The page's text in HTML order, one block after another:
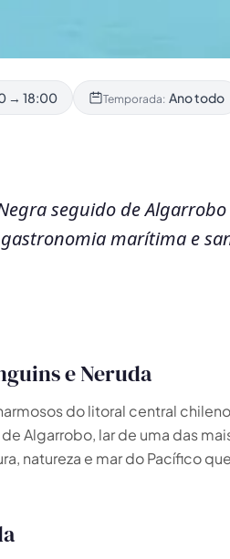
→ 18:00 Temporada: Ano todo
seguido de
marítima e
e Neruda
do litoral central
Algarrobo, lar de uma das
natureza e mar do Pacífico